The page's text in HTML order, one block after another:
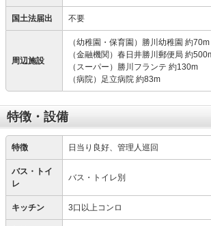
国土法届出 不要
周辺施設
（幼稚園・保育園）勝川幼稚園 約70m
（金融機関）春日井勝川郵便局 約
（スーパー）勝川フランテ 約130m
（病院）足立病院 約83m
特徴・設備
特徴 日当り良好、管理人巡回
バス・トイ
レ
バス・トイレ別
キッチン 3口以上コンロ